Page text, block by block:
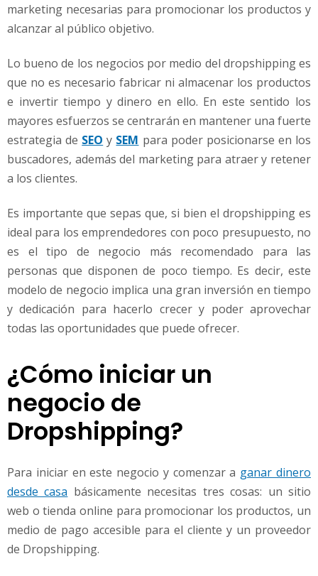
marketing necesarias para promocionar los productos y
alcanzar al público objetivo.
Lo bueno de los negocios por medio del dropshipping es
que no es necesario fabricar ni almacenar los productos
e invertir tiempo y dinero en ello. En este sentido los
mayores esfuerzos se centrarán en mantener una fuerte
estrategia de SEO y SEM para poder posicionarse en los
buscadores, además del marketing para atraer y retener
a los clientes.
Es importante que sepas que, si bien el dropshipping es
ideal para los emprendedores con poco presupuesto, no
es el tipo de negocio más recomendado para las
personas que disponen de poco tiempo. Es decir, este
modelo de negocio implica una gran inversión en tiempo
y dedicación para hacerlo crecer y poder aprovechar
todas las oportunidades que puede ofrecer.
¿Cómo iniciar un
negocio de
Dropshipping?
Para iniciar en este negocio y comenzar a ganar dinero
desde casa básicamente necesitas tres cosas: un sitio
web o tienda online para promocionar los productos, un
medio de pago accesible para el cliente y un proveedor
de Dropshipping.